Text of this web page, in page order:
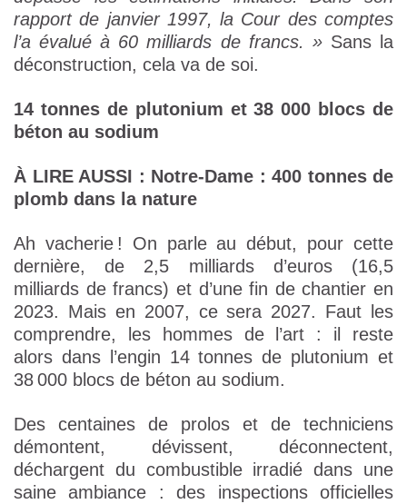
rapport de janvier 1997, la Cour des comptes
l’a évalué à 60 milliards de francs. »Sans la
déconstruction, cela va de soi.
14 tonnes de plutonium et 38 000 blocs de
béton au sodium
À LIRE AUSSI : Notre-Dame : 400 tonnes de
plomb dans la nature
Ah vacherie ! On parle au début, pour cette
dernière, de 2,5 milliards d’euros (16,5
milliards de francs) et d’une fin de chantier en
2023. Mais en 2007, ce sera 2027. Faut les
comprendre, les hommes de l’art : il reste
alors dans l’engin 14 tonnes de plutonium et
38 000 blocs de béton au sodium.
Des centaines de prolos et de techniciens
démontent, dévissent, déconnectent,
déchargent du combustible irradié dans une
saine ambiance : des inspections officielles